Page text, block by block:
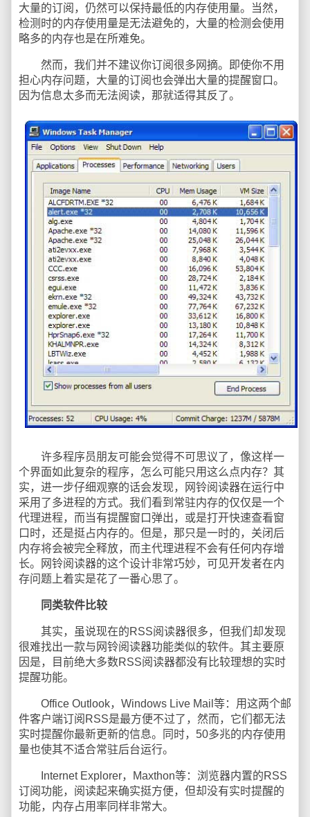
大量的订阅，仍然可以保持最低的内存使用量。当然，
检测时的内存使用量是无法避免的，大量的检测会使用
略多的内存也是在所难免。
然而，我们并不建议你订阅很多网摘。即使你不用
担心内存问题，大量的订阅也会弹出大量的提醒窗口。
因为信息太多而无法阅读，那就适得其反了。
许多程序员朋友可能会觉得不可思议了，像这样一
个界面如此复杂的程序，怎么可能只用这么点内存？其
实，进一步仔细观察的话会发现，网铃阅读器在运行中
采用了多进程的方式。我们看到常驻内存的仅仅是一个
代理进程，而当有提醒窗口弹出，或是打开快速查看窗
口时，还是挺占内存的。但是，那只是一时的，关闭后
内存将会被完全释放，而主代理进程不会有任何内存增
长。网铃阅读器的这个设计非常巧妙，可见开发者在内
存问题上着实是花了一番心思了。
同类软件比较
其实，虽说现在的RSS阅读器很多，但我们却发现
很难找出一款与网铃阅读器功能类似的软件。其主要原
因是，目前绝大多数RSS阅读器都没有比较理想的实时
提醒功能。
Office Outlook，Windows Live Mail等：用这两个邮
件客户端订阅RSS是最方便不过了，然而，它们都无法
实时提醒你最新更新的信息。同时，50多兆的内存使用
量也使其不适合常驻后台运行。
Internet Explorer，Maxthon等：浏览器内置的RSS
订阅功能，阅读起来确实挺方便，但却没有实时提醒的
功能，内存占用率同样非常大。